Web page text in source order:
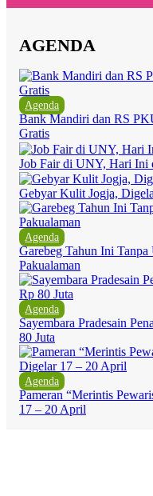
AGENDA
Agenda
Bank Mandiri dan RS
Gratis
Job Fair di UNY, Hari Ini
Gebyar Kulit Jogja,
Agenda
Garebeg Tahun Ini Tanpa
Pakualaman
Agenda
Sayembara Pradesain
80 Juta
Agenda
Pameran “Merintis
17 – 20 April